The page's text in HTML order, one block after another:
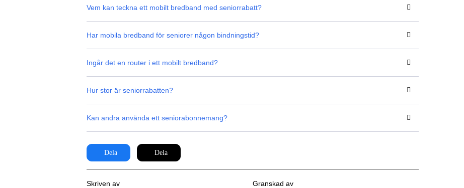
Vem kan teckna ett mobilt bredband med seniorrabatt?
Har mobila bredband för seniorer någon bindningstid?
Ingår det en router i ett mobilt bredband?
Hur stor är seniorrabatten?
Kan andra använda ett seniorabonnemang?
Dela Dela
Skriven av Granskad av